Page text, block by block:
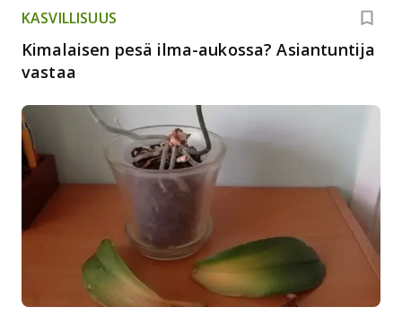
KASVILLISUUS
Kimalaisen pesä ilma-aukossa? Asiantuntija
vastaa